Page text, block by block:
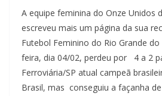
A equipe feminina do Onze Unidos
escreveu mais um página da sua
Futebol Feminino do Rio Grande
feira, dia 04/02, perdeu por 4 a 2
Ferroviária/SP atual campeã
Brasil, mas conseguiu a façanha